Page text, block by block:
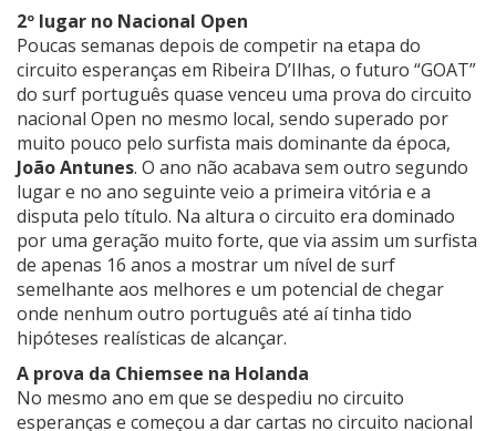
2º lugar no Nacional Open
Poucas semanas depois de competir na etapa do
circuito esperanças em Ribeira D’Ilhas, o futuro “GOAT”
do surf português quase venceu uma prova do circuito
nacional Open no mesmo local, sendo superado por
muito pouco pelo surfista mais dominante da época,
João Antunes. O ano não acabava sem outro segundo
lugar e no ano seguinte veio a primeira vitória e a
disputa pelo título. Na altura o circuito era dominado
por uma geração muito forte, que via assim um surfista
de apenas 16 anos a mostrar um nível de surf
semelhante aos melhores e um potencial de chegar
onde nenhum outro português até aí tinha tido
hipóteses realísticas de alcançar.
A prova da Chiemsee na Holanda
No mesmo ano em que se despediu no circuito
esperanças e começou a dar cartas no circuito nacional